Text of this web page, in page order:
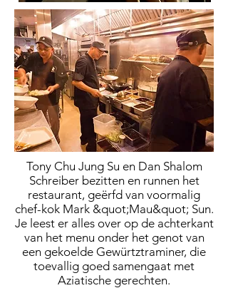
Tony Chu Jung Su en Dan Shalom
Schreiber bezitten en runnen het
restaurant, geërfd van voormalig
chef-kok Mark &quot;Mau&quot; Sun.
Je leest er alles over op de achterkant
van het menu onder het genot van
een gekoelde Gewürtztraminer, die
toevallig goed samengaat met
Aziatische gerechten.